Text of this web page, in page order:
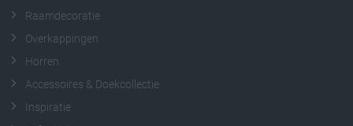
Raamdecoratie
Overkappingen
Horren
Accessoires & Doekcollectie
Inspiratie